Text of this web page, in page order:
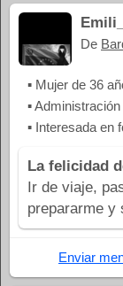
De
▪ Mujer de 36
▪ Administración
▪ Interesada en
La felicidad
Ir de viaje,
prepararme y
Enviar